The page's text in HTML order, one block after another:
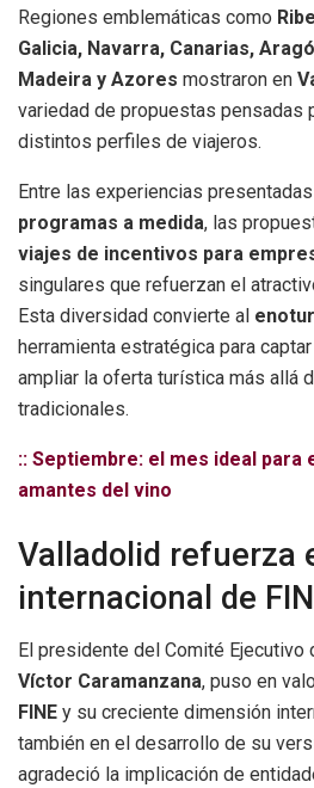
Regiones emblemáticas como
Galicia, Navarra, Canarias,
Madeira y Azores mostraron en
variedad de propuestas pensadas
distintos perfiles de viajeros.
Entre las experiencias
programas a medida, las
viajes de incentivos para
singulares que refuerzan el
Esta diversidad convierte al
herramienta estratégica para
ampliar la oferta turística más allá
tradicionales.
:: Septiembre: el mes ideal para
amantes del vino
Valladolid refuerza
internacional de
El presidente del Comité Ejecutivo
Víctor Caramanzana, puso en
FINE y su creciente dimensión
también en el desarrollo de su
agradeció la implicación de